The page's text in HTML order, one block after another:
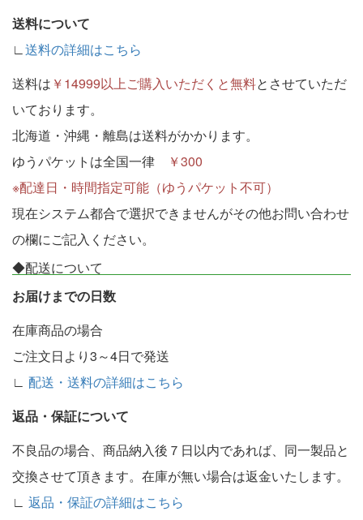
送料について
∟送料の詳細はこちら
送料は ￥14999以上ご購入いただくと無料とさせていただ
いております。
北海道・沖縄・離島は送料がかかります。
ゆうパケットは全国一律
￥300
※配達日・時間指定可能（ゆうパケット不可）
現在システム都合で選択できませんがその他お問い合わせ
の欄にご記入ください。
◆配送について
お届けまでの日数
在庫商品の場合
ご注文日より3～4日で発送
∟ 配送・送料の詳細はこちら
返品・保証について
不良品の場合、商品納入後７日以内であれば、同一製品と
交換させて頂きます。在庫が無い場合は返金いたします。
∟ 返品・保証の詳細はこちら